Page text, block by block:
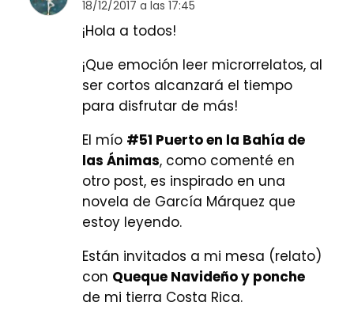
18/12/2017 a las 17:45
¡Hola a todos!
¡Que emoción leer microrrelatos, al
ser cortos alcanzará el tiempo
para disfrutar de más!
El mío #51 Puerto en la Bahía de
las Ánimas, como comenté en
otro post, es inspirado en una
novela de García Márquez que
estoy leyendo.
Están invitados a mi mesa (relato)
con Queque Navideño y ponche
de mi tierra Costa Rica.